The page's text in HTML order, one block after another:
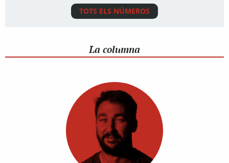
TOTS ELS NÚMEROS
La columna